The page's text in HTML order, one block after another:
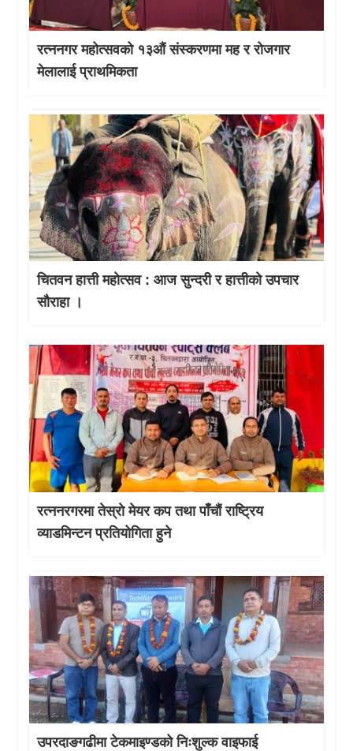
रत्ननगर महोत्सवको १३औं संस्करणमा मह र रोजगार
मेलालाई प्राथमिकता
चितवन हात्ती महाेत्सव : आज सुन्दरी र हात्तीको उपचार
साैराहा ।
रत्ननरगरमा तेस्राे मेयर कप तथा पाँचौं राष्ट्रिय
व्याडमिन्टन प्रतियोगिता हुने
उपरदाङगढीमा टेकमाइण्डको निःशुल्क वाइफाई